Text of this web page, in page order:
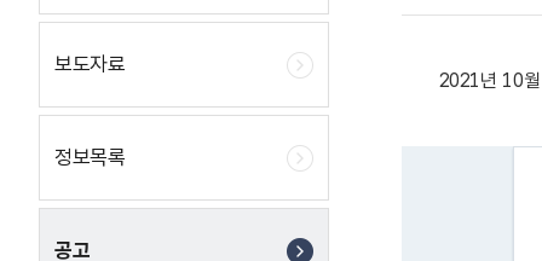
보도자료
정보목록
공고
2021년 10월